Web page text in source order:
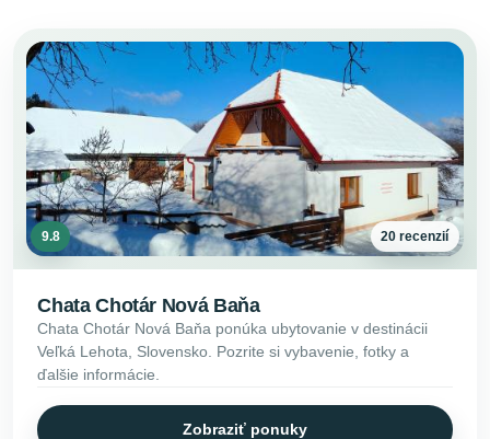
9.8 20 recenzií
Chata Chotár Nová Baňa
Chata Chotár Nová Baňa ponúka ubytovanie v destinácii
Veľká Lehota, Slovensko. Pozrite si vybavenie, fotky a
ďalšie informácie.
Zobraziť ponuky